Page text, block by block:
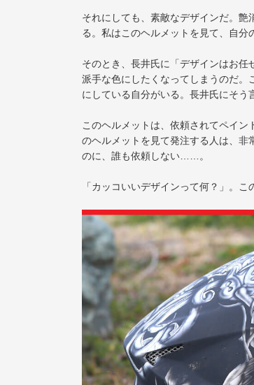
それにしても、素敵なデザインだ。
る。私はこのヘルメットを見て、自分
そのとき、長井氏に「デザインはお任
派手な色にしたくなってしまうのだ。
にしている自分がいる。長井氏にそう
このヘルメットは、依頼されてペイ
のヘルメットを見て発注する人は、非
のに、誰も依頼しない……。
「カッコいいデザインって何？」。